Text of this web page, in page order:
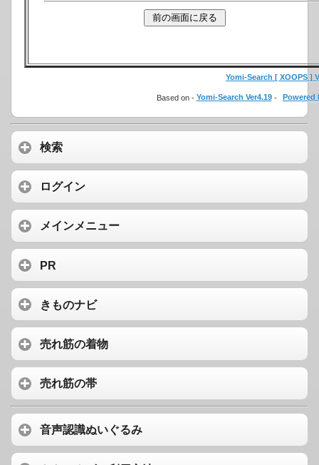
Yomi-Search [ XOOPS ]
Based on - Yomi-Search Ver4.19- Powered
検索
ログイン
メインメニュー
PR
きものナビ
売れ筋の着物
売れ筋の帯
音声認識ぬいぐるみ